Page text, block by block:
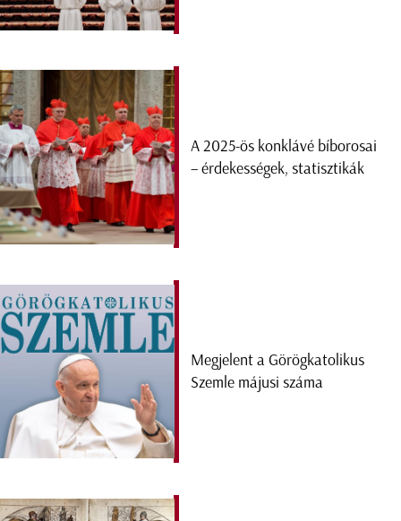
A 2025-ös konklávé bíborosai
– érdekességek, statisztikák
Megjelent a Görögkatolikus
Szemle májusi száma